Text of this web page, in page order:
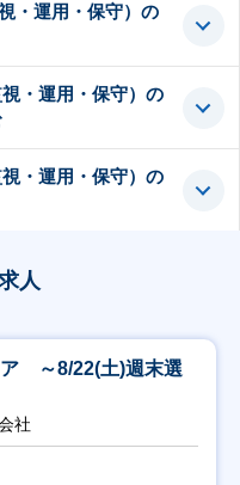
・運用・保守）の
・運用・保守）の
・運用・保守）の
人
ア ～8/22(土)週末選
社